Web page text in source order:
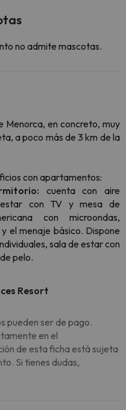
no admite mascotas.
Menorca, en concreto, muy
a poco más de 3 km de la
con apartamentos:
cuenta con aire
con TV y mesa de
con microondas,
el menaje básico. Dispone
sala de estar con
pelo.
Resort
pueden ser de pago.
en el
de esta ficha está sujeta
Si tienes dudas,